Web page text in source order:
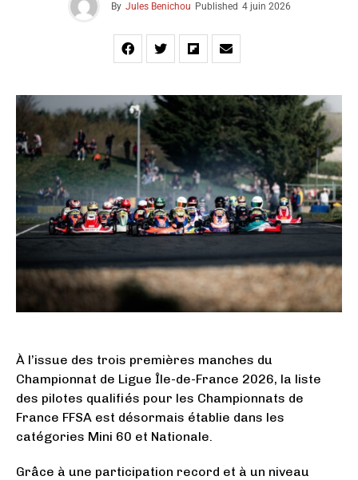
By Jules Benichou Published 4 juin 2026
À l’issue des trois premières manches du
Championnat de Ligue Île-de-France 2026, la liste
des pilotes qualifiés pour les Championnats de
France FFSA est désormais établie dans les
catégories Mini 60 et Nationale.
Grâce à une participation record et à un niveau